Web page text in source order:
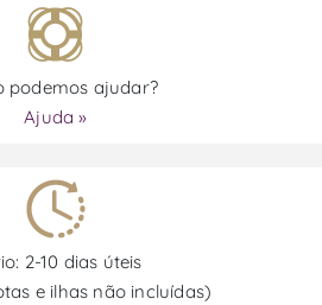
podemos ajudar?
Ajuda »
2-10 dias úteis
e ilhas não incluídas)